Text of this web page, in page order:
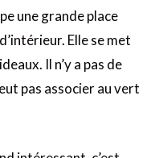
une grande place
Elle se met
Il n’y a pas de
pas associer au vert